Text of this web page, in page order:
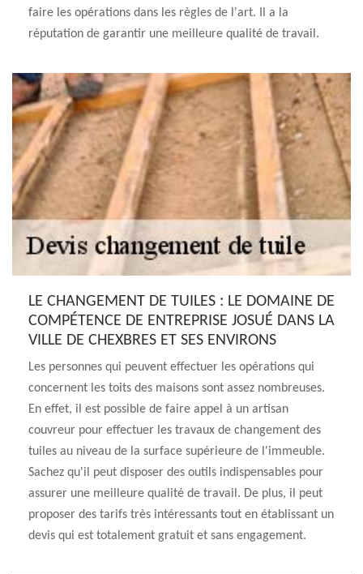
faire les opérations dans les règles de l'art. Il a la
réputation de garantir une meilleure qualité de travail.
LE CHANGEMENT DE TUILES : LE DOMAINE DE
COMPÉTENCE DE ENTREPRISE JOSUÉ DANS LA
VILLE DE CHEXBRES ET SES ENVIRONS
Les personnes qui peuvent effectuer les opérations qui
concernent les toits des maisons sont assez nombreuses.
En effet, il est possible de faire appel à un artisan
couvreur pour effectuer les travaux de changement des
tuiles au niveau de la surface supérieure de l'immeuble.
Sachez qu'il peut disposer des outils indispensables pour
assurer une meilleure qualité de travail. De plus, il peut
proposer des tarifs très intéressants tout en établissant un
devis qui est totalement gratuit et sans engagement.